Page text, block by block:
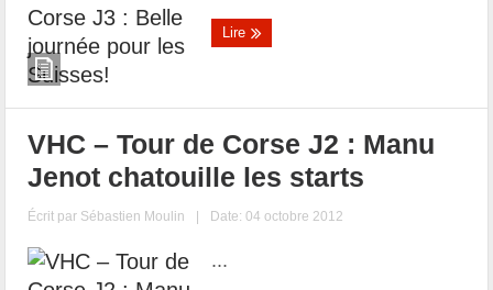
Lire
VHC – Tour de Corse J2 : Manu
Jenot chatouille les starts
Écrit par Sébastien Moulin | Date: 04 octobre 2012
...